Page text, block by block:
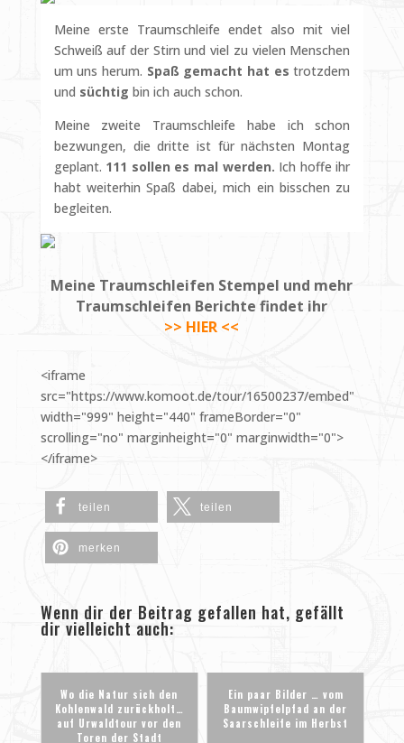
Meine erste Traumschleife endet also mit viel
Schweiß auf der Stirn und viel zu vielen Menschen
um uns herum. Spaß gemacht hat es trotzdem
und süchtig bin ich auch schon.
Meine zweite Traumschleife habe ich schon
bezwungen, die dritte ist für nächsten Montag
geplant. 111 sollen es mal werden. Ich hoffe ihr
habt weiterhin Spaß dabei, mich ein bisschen zu
begleiten.
Meine Traumschleifen Stempel und mehr
Traumschleifen Berichte findet ihr
>> HIER <<
<iframe
src="https://www.komoot.de/tour/16500237/embed"
width="999" height="440" frameBorder="0"
scrolling="no" marginheight="0" marginwidth="0">
</iframe>
teilen teilen
merken
Wenn dir der Beitrag gefallen hat, gefällt
dir vielleicht auch:
Wo die Natur sich den
Kohlenwald zurückholt…
auf Urwaldtour vor den
Toren der Stadt
Ein paar Bilder … vom
Baumwipfelpfad an der
Saarschleife im Herbst